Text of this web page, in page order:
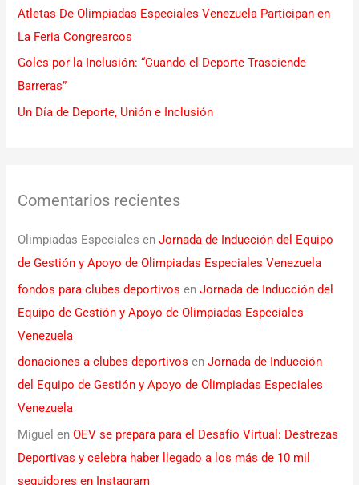
:Atletas De Olimpiadas Especiales Venezuela Participan en
La Feria Congrearcos
Goles por la Inclusión: “Cuando el Deporte Trasciende
Barreras”
Un Día de Deporte, Unión e Inclusión
Comentarios recientes
Olimpiadas Especiales enJornada de Inducción del Equipo
de Gestión y Apoyo de Olimpiadas Especiales Venezuela
fondos para clubes deportivos enJornada de Inducción del
Equipo de Gestión y Apoyo de Olimpiadas Especiales
Venezuela
donaciones a clubes deportivos enJornada de Inducción
del Equipo de Gestión y Apoyo de Olimpiadas Especiales
Venezuela
Miguel enOEV se prepara para el Desafío Virtual: Destrezas
Deportivas y celebra haber llegado a los más de 10 mil
seguidores en Instagram